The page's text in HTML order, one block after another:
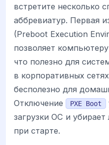
встретите несколько
аббревиатур. Первая
(Preboot Execution
позволяет
что полезно для
в корпоративных
бесполезно для
Отключение
PXE Boot
загрузки ОС и
при старте.